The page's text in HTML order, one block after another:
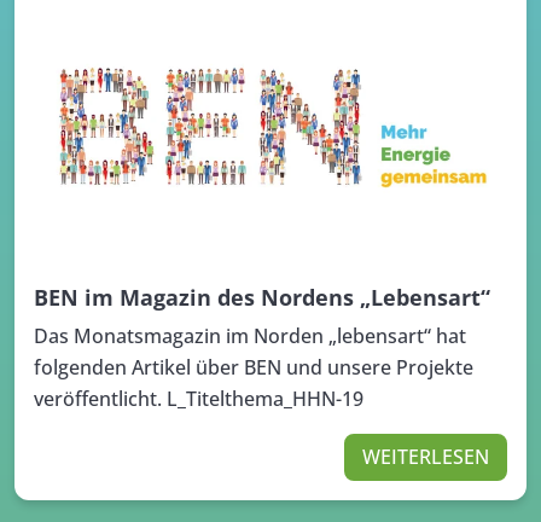
BEN im Magazin des Nordens „Lebensart“
Das Monatsmagazin im Norden „lebensart“ hat
folgenden Artikel über BEN und unsere Projekte
veröffentlicht. L_Titelthema_HHN-19
WEITERLESEN